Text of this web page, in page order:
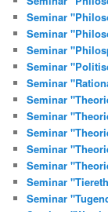
Seminar
Seminar
Seminar
Seminar
Seminar
Seminar
Seminar
Seminar
Seminar
Seminar
Seminar
Seminar